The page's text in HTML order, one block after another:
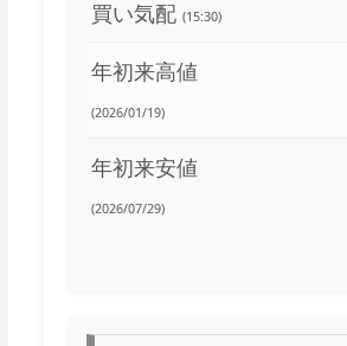
買い気配 (15:30)
年初来高値
(2026/01/19)
年初来安値
(2026/07/29)